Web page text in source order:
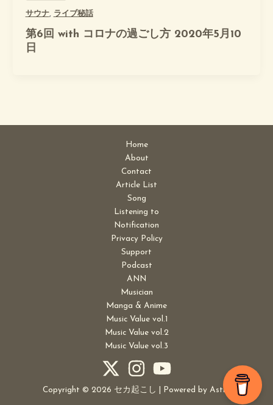
サウナ, ライブ秘話
第6回 with コロナの過ごし方 2020年5月10
日
Home
About
Contact
Article List
Song
Listening to
Notification
Privacy Policy
Support
Podcast
ANN
Musician
Manga & Anime
Music Value vol.1
Music Value vol.2
Music Value vol.3
Copyright © 2026 セカ起こし | Powered by Astra